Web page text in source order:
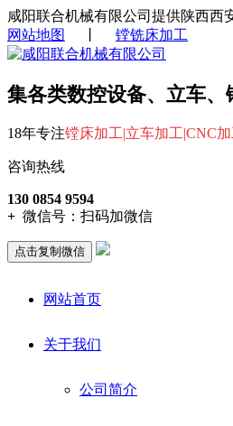
咸阳联合机械有限公司提供陕西西
网站地图
镗铣床加工
集各类数控设备、立车
18年专注镗床加工|立车加工|CNC
咨询热线
130 0854 9594
+ 微信号： 扫码加微信
点击复制微信
网站首页
关于我们
公司简介